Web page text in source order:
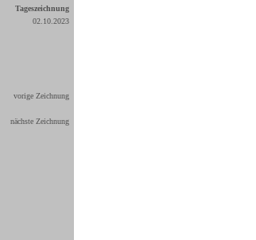
Tageszeichnung
02.10.2023
vorige Zeichnung
nächste Zeichnung